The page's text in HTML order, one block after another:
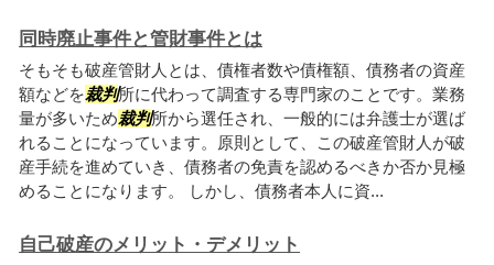
同時廃止事件と管財事件とは
そもそも破産管財人とは、債権者数や債権額、債務者の資産
額などを裁判所に代わって調査する専門家のことです。業務
量が多いため裁判所から選任され、一般的には弁護士が選ば
れることになっています。原則として、この破産管財人が破
産手続を進めていき、債務者の免責を認めるべきか否か見極
めることになります。 しかし、債務者本人に資...
自己破産のメリット・デメリット